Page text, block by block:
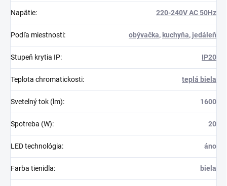
Napätie: 220-240V AC 50Hz
Podľa miestnosti: obývačka, kuchyňa, jedáleň
Stupeň krytia IP: IP20
Teplota chromatickosti: teplá biela
Svetelný tok (lm): 1600
Spotreba (W): 20
LED technológia: áno
Farba tienidla: biela